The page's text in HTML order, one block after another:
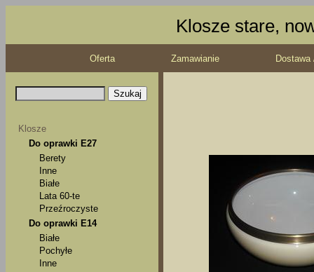
Klosze stare,
Oferta Zamawianie
Klosze
Do oprawki E27
Berety
Inne
Białe
Lata 60-te
Przeźroczyste
Do oprawki E14
Białe
Pochyłe
Inne